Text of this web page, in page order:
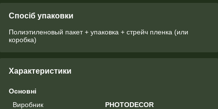
Спосіб упаковки
Полиэтиленовый пакет + упаковка + стрейч пленка (или
коробка)
Характеристики
Основні
Виробник
PHOTODECOR